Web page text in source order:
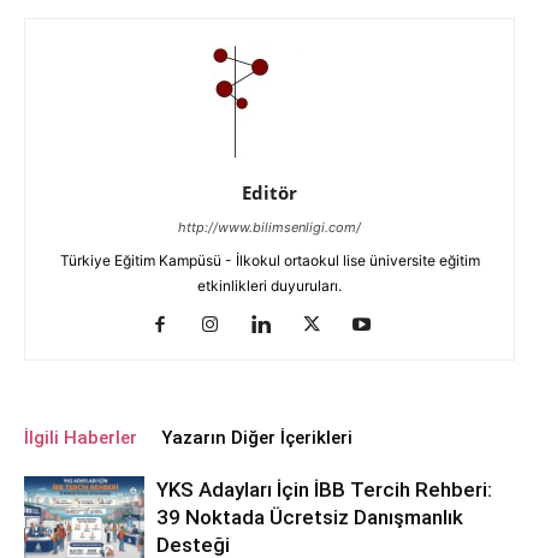
Editör
http://www.bilimsenligi.com/
Türkiye Eğitim Kampüsü - İlkokul ortaokul lise üniversite eğitim
etkinlikleri duyuruları.
İlgili Haberler Yazarın Diğer İçerikleri
YKS Adayları İçin İBB Tercih Rehberi:
39 Noktada Ücretsiz Danışmanlık
Desteği